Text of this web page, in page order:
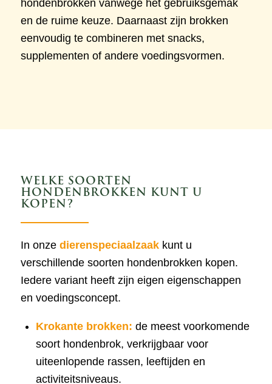
hondenbrokken vanwege het gebruiksgemak
en de ruime keuze. Daarnaast zijn brokken
eenvoudig te combineren met snacks,
supplementen of andere voedingsvormen.
WELKE SOORTEN
HONDENBROKKEN KUNT U
KOPEN?
In onze dierenspeciaalzaakkunt u
verschillende soorten hondenbrokken kopen.
Iedere variant heeft zijn eigen eigenschappen
en voedingsconcept.
Krokante brokken: de meest voorkomende
soort hondenbrok, verkrijgbaar voor
uiteenlopende rassen, leeftijden en
activiteitsniveaus.